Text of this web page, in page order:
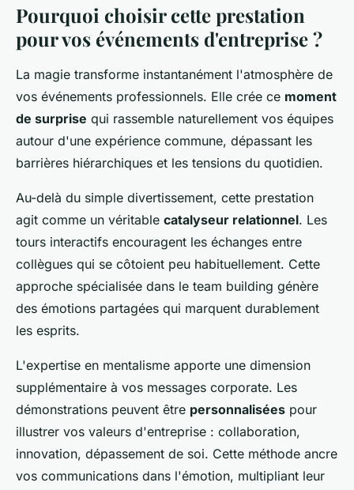
Pourquoi choisir cette prestation
pour vos événements d'entreprise ?
La magie transforme instantanément l'atmosphère de
vos événements professionnels. Elle crée ce moment
de surprise qui rassemble naturellement vos équipes
autour d'une expérience commune, dépassant les
barrières hiérarchiques et les tensions du quotidien.
Au-delà du simple divertissement, cette prestation
agit comme un véritable catalyseur relationnel. Les
tours interactifs encouragent les échanges entre
collègues qui se côtoient peu habituellement. Cette
approche spécialisée dans le team building génère
des émotions partagées qui marquent durablement
les esprits.
L'expertise en mentalisme apporte une dimension
supplémentaire à vos messages corporate. Les
démonstrations peuvent être personnalisées pour
illustrer vos valeurs d'entreprise : collaboration,
innovation, dépassement de soi. Cette méthode ancre
vos communications dans l'émotion, multipliant leur